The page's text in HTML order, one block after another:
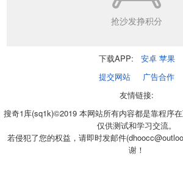
抢沙发挣积分
下载APP: 安卓 苹果
提交网站
广告合作
友情链接:
搜奇1库(sq1k)©2019 本网站所有内容都是靠程序
仅供测试和学习交流。
若侵犯了您的权益，请即时发邮件
谢！